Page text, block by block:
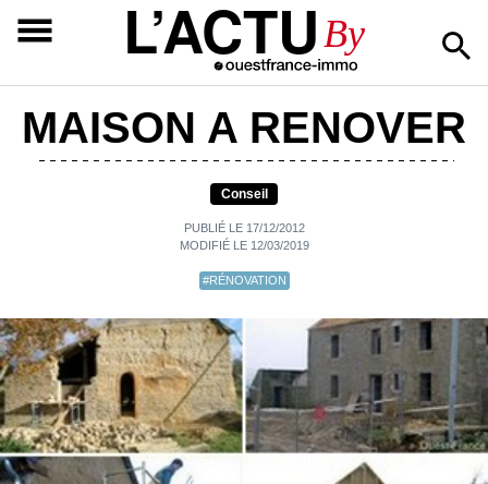
L’ACTUBy
MAISON A RENOVER
Conseil
PUBLIÉ LE 17/12/2012
MODIFIÉ LE 12/03/2019
#RÉNOVATION